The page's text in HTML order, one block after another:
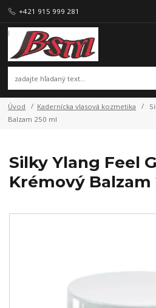
+421 915 999 281
Úvod Kadernícka vlasová kozmetika
Balzam 250 ml
Silky Ylang Feel
Krémový Balzam